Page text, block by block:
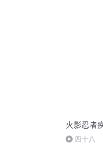
火影忍者
四十八